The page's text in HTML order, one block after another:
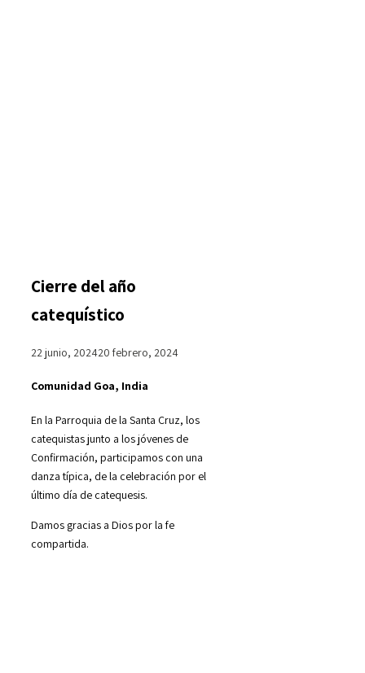
Cierre del año
catequístico
22 junio, 202420 febrero, 2024
Comunidad Goa, India
En la Parroquia de la Santa Cruz, los
catequistas junto a los jóvenes de
Confirmación, participamos con una
danza típica, de la celebración por el
último día de catequesis.
Damos gracias a Dios por la fe
compartida.